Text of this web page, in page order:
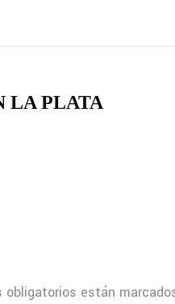
LA PLATA
obligatorios están